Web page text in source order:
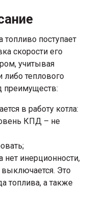
топливо поступает
скорости его
учитывая
либо теплового
преимуществ:
в работу котла:
КПД – не
нет инерционности,
Это
топлива, а также